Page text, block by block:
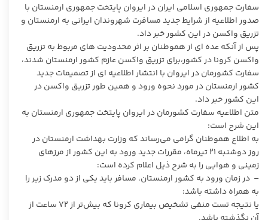
سفارت جمهوری اسلامی ایران در ایروان پایتخت جمهوری ارمنستان با
صدور اطلاعیه از شرایط جدید مسافرت شهروندان ایرانی به ارمنستان و
تزریق واکسن در این کشور خبر داد.
پس از آنکه عده ای از هموطنان بر اثر محدودیت های مربوط به تزریق
واکسن کرونا در کشور،برای تزریق واکسن عازم کشور ارمنستان شدند،
سفارت کشورمان در ایروان با انتشار اطلاعیه ای از تصمیمات جدید
کشور ارمنستان در مورد نحوه ورود و همین طور تزریق واکسن در
این کشور خبر داد.
متن اطلاعیه سفارت کشورمان در ایروان پایتخت جمهوری ارمنستان به
این شرح است:
به اطلاع هموطنان گرامی می‌رساند که وزارت بهداشت ارمنستان در
روز دوشنبه ۲۱ تیرماه، مقررات جدید ورود به این کشور از مرزهای
زمینی و هوایی را به شرح ذیل اعلام کرده است:
– در زمان ورود به کشور ارمنستان، مسافر باید یکی از دو مدرک زیر را
به همراه داشته باشد:
یا نتیجه تست منفی تشخیص بیماری کرونا که بیش‌تر از ۷۲ ساعت از